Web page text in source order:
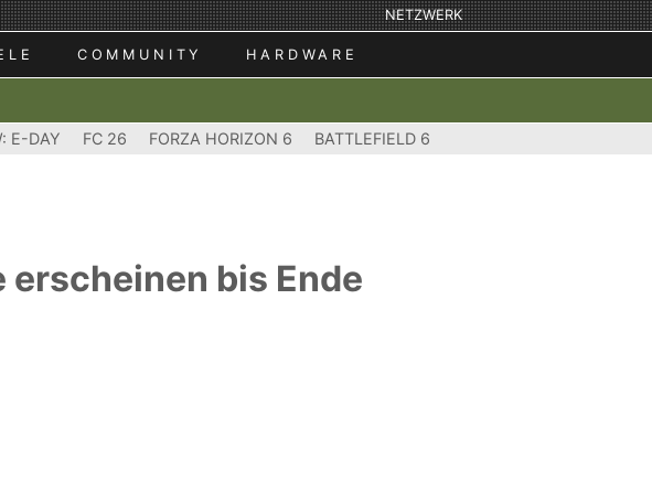
NETZWERK
COMMUNITY HARDWARE
E-DAY FC 26 FORZA HORIZON 6 BATTLEFIELD 6
erscheinen bis Ende